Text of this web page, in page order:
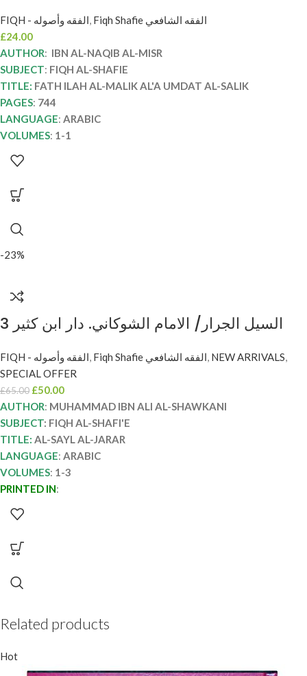
AL-SALIK
FIQH - الفقه وأصوله,
Fiqh Shafie الفقه الشافعي
£24.00
AUTHOR: IBN AL-NAQIB AL-MISR
SUBJECT: FIQH AL-SHAFIE
TITLE: FATH ILAH AL-MALIK AL'A UMDAT AL-SALIK
PAGES: 744
LANGUAGE: ARABIC
VOLUMES: 1-1
-23%
السيل الجرار/ الامام الشوكاني. دار ابن كثير 3
FIQH - الفقه وأصوله, Fiqh Shafie الفقه الشافعي, NEW ARRIVALS,
SPECIAL OFFER
£65.00 £50.00
AUTHOR: MUHAMMAD IBN ALI AL-SHAWKANI
SUBJECT: FIQH AL-SHAFI'E
TITLE: AL-SAYL AL-JARAR
LANGUAGE: ARABIC
VOLUMES: 1-3
PRINTED IN:
Related products
Hot